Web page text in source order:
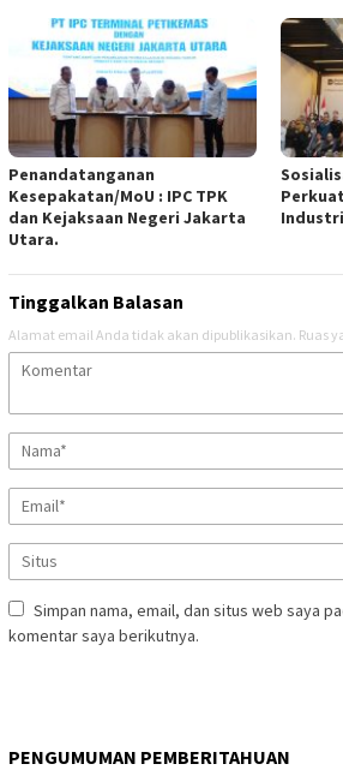
‎Penandatanganan
Kesepakatan/MoU : IPC TPK
dan Kejaksaan Negeri Jakarta
Utara.
Tinggalkan Balasan
Alamat email Anda tidak akan dipublikasikan. Ruas
Simpan nama, email, dan situs web saya
komentar saya berikutnya.
PENGUMUMAN PEMBERITAHUAN